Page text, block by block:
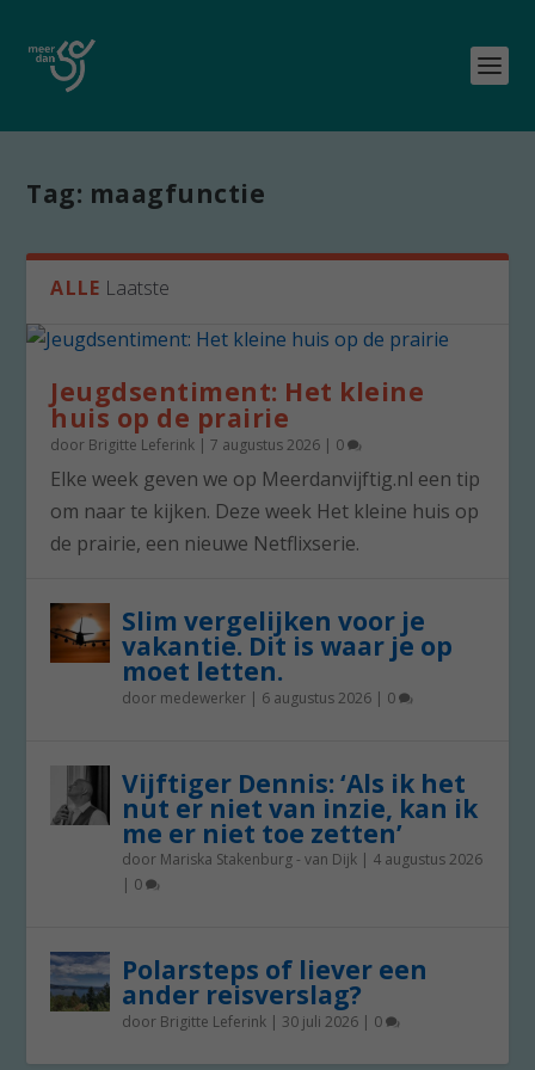
Tag: maagfunctie
ALLE Laatste
Jeugdsentiment: Het kleine
huis op de prairie
door Brigitte Leferink |7 augustus 2026 | 0
Elke week geven we op Meerdanvijftig.nl een tip
om naar te kijken. Deze week Het kleine huis op
de prairie, een nieuwe Netflixserie.
Slim vergelijken voor je
vakantie. Dit is waar je op
moet letten.
door medewerker | 6 augustus 2026 | 0
Vijftiger Dennis: ‘Als ik het
nut er niet van inzie, kan ik
me er niet toe zetten’
door Mariska Stakenburg - van Dijk | 4 augustus 2026
| 0
Polarsteps of liever een
ander reisverslag?
door Brigitte Leferink | 30 juli 2026 | 0